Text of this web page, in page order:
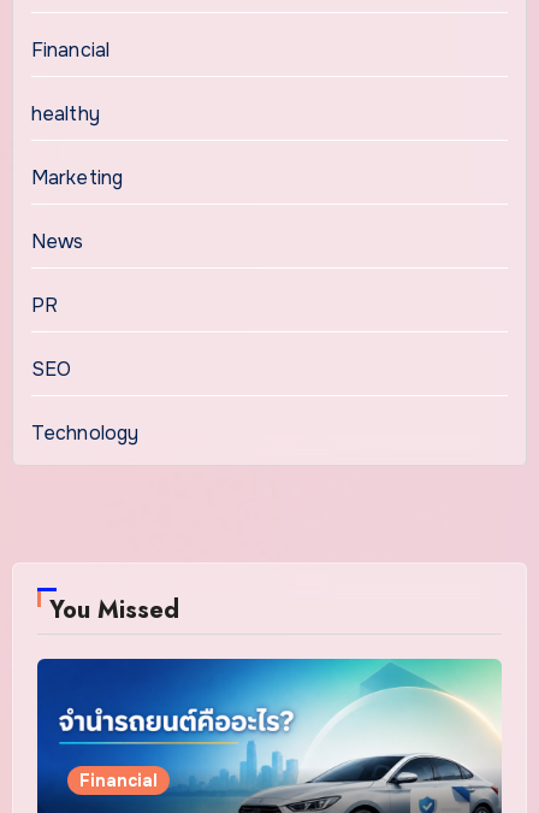
Financial
healthy
Marketing
News
PR
SEO
Technology
You Missed
Financial